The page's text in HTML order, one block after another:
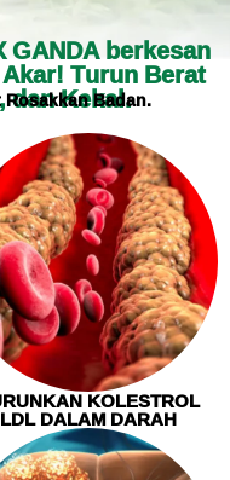
GANDA berkesan
Turun Berat
dan Kekal.
Badan.
KOLESTROL
LDL DALAM DARAH